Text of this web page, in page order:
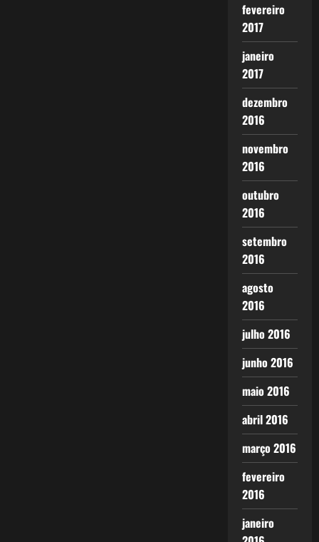
fevereiro
2017
janeiro
2017
dezembro
2016
novembro
2016
outubro
2016
setembro
2016
agosto
2016
julho 2016
junho 2016
maio 2016
abril 2016
março 2016
fevereiro
2016
janeiro